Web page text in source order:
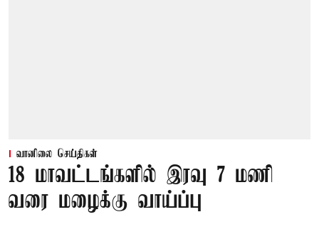
வானிலை செய்திகள்
18 மாவட்டங்களில் இரவு 7 மணி
வரை மழைக்கு வாய்ப்பு